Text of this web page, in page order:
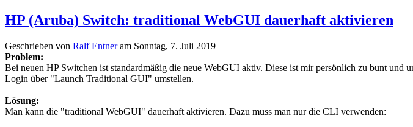
HP (Aruba) Switch: traditional WebGUI dauerhaft aktivieren
Geschrieben von Ralf Entneram Sonntag, 7. Juli 2019
Problem:
Bei neuen HP Switchen ist standardmäßig die neue WebGUI aktiv. Diese ist mir persönlich zu bunt
Login über "Launch Traditional GUI" umstellen.
Lösung:
Man kann die "traditional WebGUI" dauerhaft aktivieren. Dazu muss man nur die CLI verwenden: